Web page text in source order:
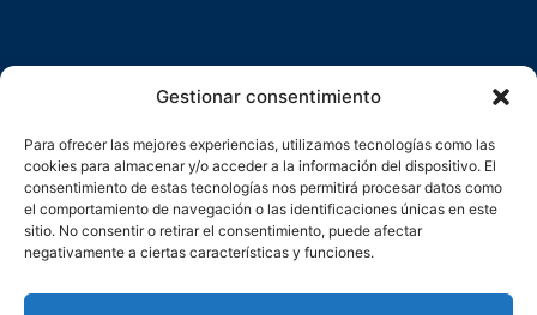
Gestionar consentimiento
Para ofrecer las mejores experiencias, utilizamos tecnologías como las
cookies para almacenar y/o acceder a la información del dispositivo. El
consentimiento de estas tecnologías nos permitirá procesar datos como
el comportamiento de navegación o las identificaciones únicas en este
sitio. No consentir o retirar el consentimiento, puede afectar
negativamente a ciertas características y funciones.
Redes sociales